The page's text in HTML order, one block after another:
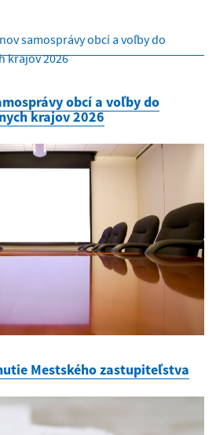
obcí a voľby do
krajov 2026
Mestského zastupiteľstva